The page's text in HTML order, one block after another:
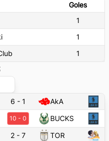
Goles
1
1
1
6 - 1
AkA
10 - 0
BUCKS
2- 7
TOR